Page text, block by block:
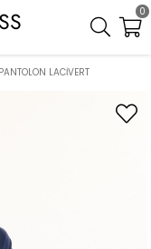
0
LACİVERT